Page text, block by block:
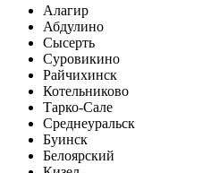
Алагир
Абдулино
Сысерть
Суровикино
Райчихинск
Котельниково
Тарко-Сале
Среднеуральск
Буинск
Белоярский